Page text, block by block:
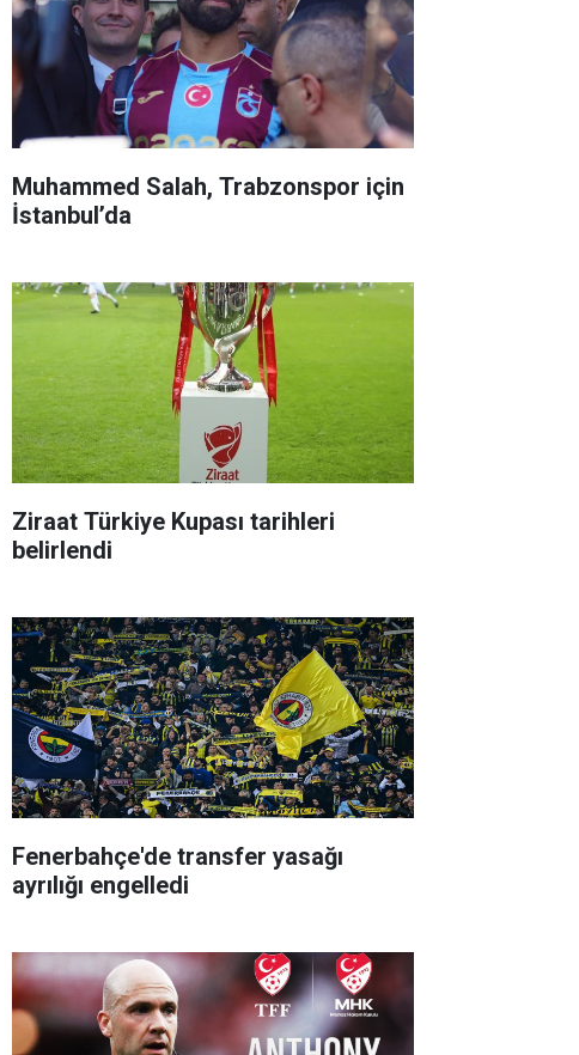
Muhammed Salah, Trabzonspor için
İstanbul’da
Ziraat Türkiye Kupası tarihleri
belirlendi
Fenerbahçe'de transfer yasağı
ayrılığı engelledi